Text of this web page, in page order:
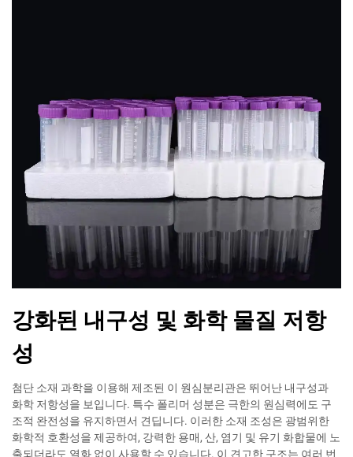
강화된 내구성 및 화학 물질 저항
성
첨단 소재 과학을 이용해 제조된 이 원심분리관은 뛰어난 내구성과
화학 저항성을 보입니다. 특수 폴리머 성분은 극한의 원심력에도 구
조적 완전성을 유지하면서 견딥니다. 이러한 소재 조성은 광범위한
화학적 호환성을 제공하여, 강력한 용매, 산, 염기 및 유기 화합물에 노
출되더라도 열화 없이 사용할 수 있습니다. 이 견고한 구조는 여러 번